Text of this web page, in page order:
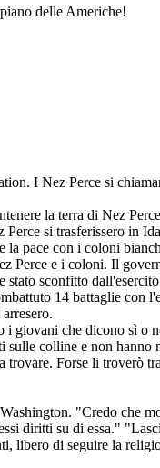
delle Americhe!
I Nez Perce si
la terra di Nez
si trasferissero in
la pace con i coloni
Perce e i coloni. Il
sconfitto
14 battaglie
giovani che dicono sì o
colline e non hanno
Forse li troverò
"Credo che
diritti su di essa."
di seguire la